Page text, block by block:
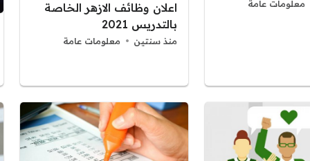
معلومات عامة
اعلان وظائف الازهر الخاصة
بالتدريس 2021
منذ سنتين معلومات عامة